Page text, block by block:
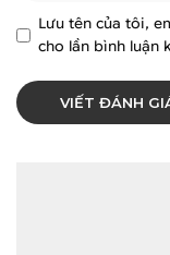
Lưu tên của tôi,
cho lần bình luận